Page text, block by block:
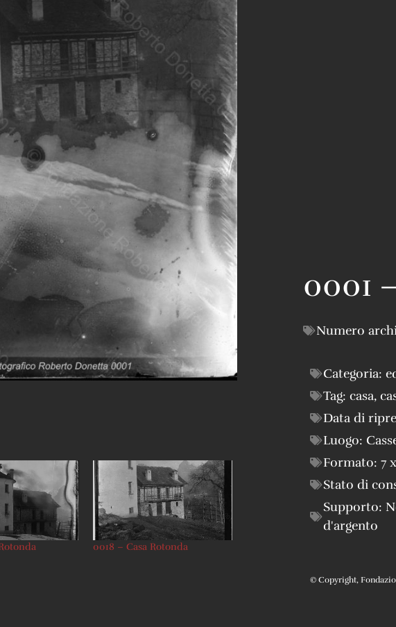
0018 – Casa Rotonda
0001
Numero
Categoria:
Tag: casa,
Data di
Luogo:
Formato: 7
Stato di
Supporto:
d'argento
© Copyright,